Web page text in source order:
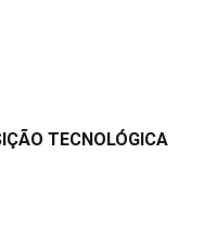
TECNOLÓGICA